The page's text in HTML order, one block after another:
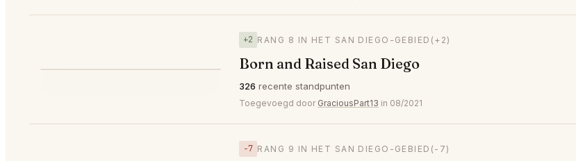
+2 RANG 8 IN HET SAN DIEGO-GEBIED (+2)
Born and Raised San Diego
326 recente standpunten
Toegevoegd door GraciousPart13 in 08/2021
−7 RANG 9 IN HET SAN DIEGO-GEBIED (-7)